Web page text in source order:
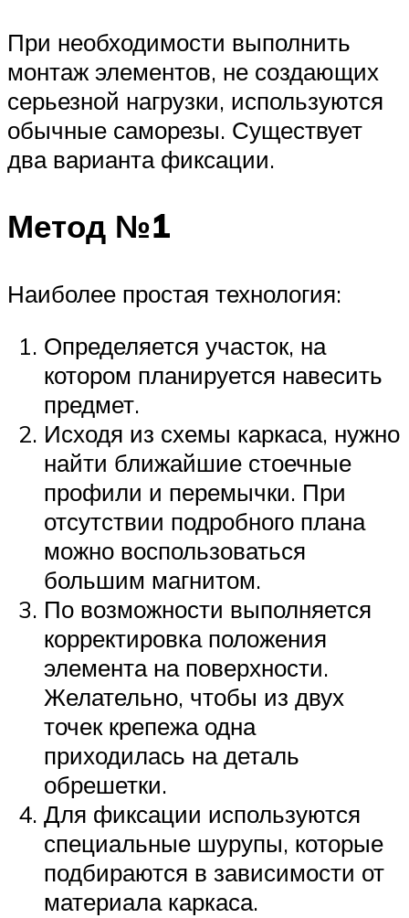
При необходимости выполнить
монтаж элементов, не создающих
серьезной нагрузки, используются
обычные саморезы. Существует
два варианта фиксации.
Метод №1
Наиболее простая технология:
Определяется участок, на
котором планируется навесить
предмет.
Исходя из схемы каркаса, нужно
найти ближайшие стоечные
профили и перемычки. При
отсутствии подробного плана
можно воспользоваться
большим магнитом.
По возможности выполняется
корректировка положения
элемента на поверхности.
Желательно, чтобы из двух
точек крепежа одна
приходилась на деталь
обрешетки.
Для фиксации используются
специальные шурупы, которые
подбираются в зависимости от
материала каркаса.